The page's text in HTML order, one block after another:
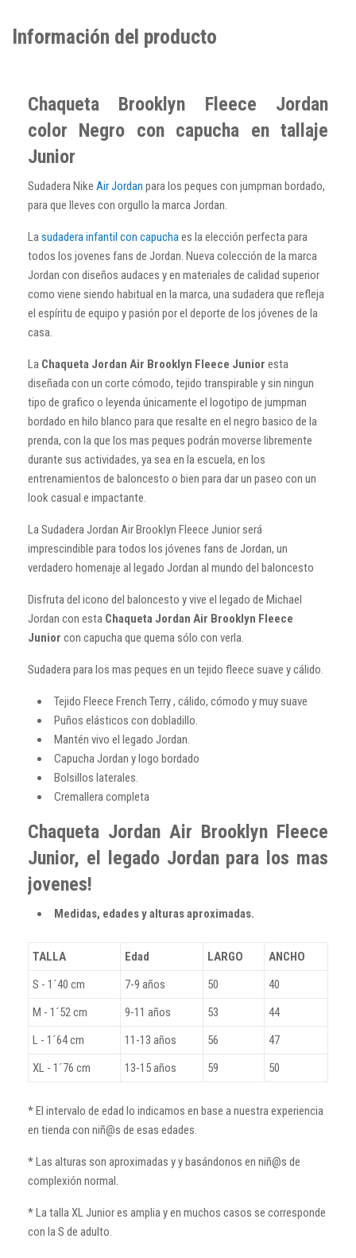
Información del producto
Chaqueta Brooklyn Fleece Jordan
color Negro con capucha en tallaje
Junior
Sudadera Nike Air Jordan para los peques con jumpman bordado,
para que lleves con orgullo la marca Jordan.
Lasudadera infantil con capuchaes la elección perfecta para
todos los jovenes fans de Jordan. Nueva colección de la marca
Jordan con diseños audaces y en materiales de calidad superior
como viene siendo habitual en la marca, una sudadera que refleja
el espíritu de equipo y pasión por el deporte de los jóvenes de la
casa.
La Chaqueta Jordan Air Brooklyn Fleece Junior esta
diseñada con un corte cómodo, tejido transpirable y sin ningun
tipo de grafico o leyenda únicamente el logotipo de jumpman
bordado en hilo blanco para que resalte en el negro basico de la
prenda, con la que los mas peques podrán moverse libremente
durante sus actividades, ya sea en la escuela, en los
entrenamientos de baloncesto o bien para dar un paseo con un
look casual e impactante.
La Sudadera Jordan Air Brooklyn Fleece Junior será
imprescindible para todos los jóvenes fans de Jordan, un
verdadero homenaje al legado Jordan al mundo del baloncesto
Disfruta del icono del baloncesto y vive el legado de Michael
Jordan con esta Chaqueta Jordan Air Brooklyn Fleece
Junior con capucha que quema sólo con verla.
Sudadera para los mas peques en un tejido fleece suave y cálido.
Tejido Fleece French Terry , cálido, cómodo y muy suave
Puños elásticos con dobladillo.
Mantén vivo el legado Jordan.
Capucha Jordan y logo bordado
Bolsillos laterales.
Cremallera completa
Chaqueta Jordan Air Brooklyn Fleece
Junior, el legado Jordan para los mas
jovenes!
Medidas, edades y alturas aproximadas.
TALLA Edad LARGO
ANCHO
S - 1´40 cm
7-9 años 50
40
M - 1´52 cm
9-11 años 53
44
L - 1´64 cm
11-13 años 56
47
XL - 1´76 cm
13-15 años 59 50
* El intervalo de edad lo indicamos en base a nuestra experiencia
en tienda con niñ@s de esas edades.
* Las alturas son aproximadas y y basándonos en niñ@s de
complexión normal.
* La talla XL Junior es amplia y en muchos casos se corresponde
con la S de adulto.